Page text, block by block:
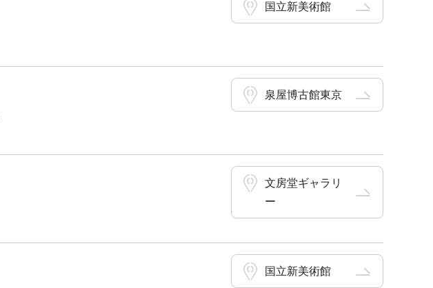
国立新美術館
泉屋博古館東京
文房堂ギャラリ
ー
国立新美術館